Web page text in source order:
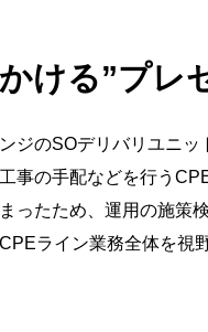
ける”プレ
ジのSOデリバリユニッ
事の手配などを行う
ったため、運用の施策
ライン業務全体を視